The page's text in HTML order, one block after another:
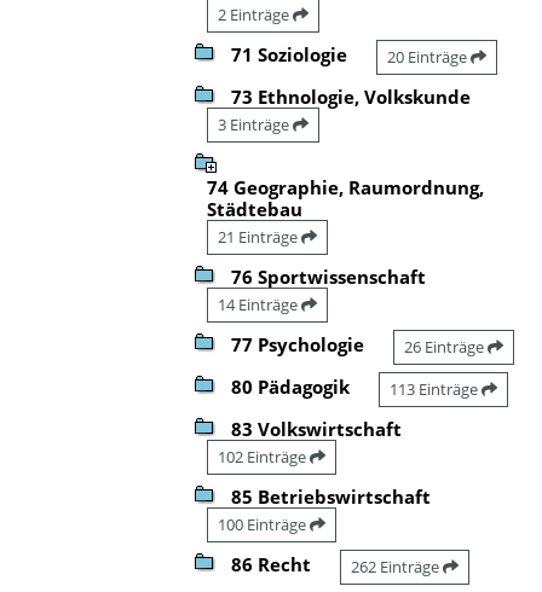
2 Einträge
71 Soziologie 20 Einträge
73 Ethnologie, Volkskunde
3 Einträge
74 Geographie, Raumordnung,
Städtebau
21 Einträge
76 Sportwissenschaft
14 Einträge
77 Psychologie 26 Einträge
80 Pädagogik 113 Einträge
83 Volkswirtschaft
102 Einträge
85 Betriebswirtschaft
100 Einträge
86 Recht 262 Einträge